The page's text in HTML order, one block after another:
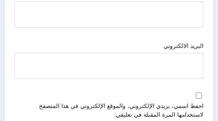
البريد الالكتروني
احفظ اسمي، بريدي الإلكتروني، والموقع الإلكتروني في هذا المتصفح
لاستخدامها المرة المقبلة في تعليقي.